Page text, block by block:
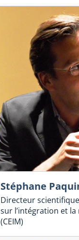
Stéphane
Directeur
sur l’intégration et
(CEIM)